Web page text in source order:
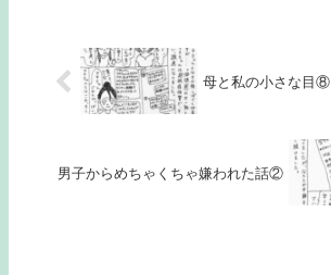
母と私の小さな目⑧
男子からめちゃくちゃ嫌われた話②